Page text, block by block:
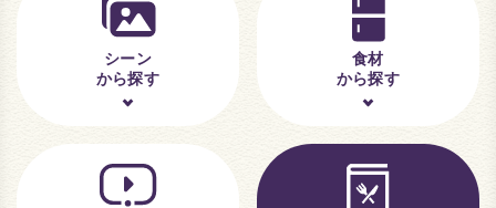
シーン
から探す
食材
から探す